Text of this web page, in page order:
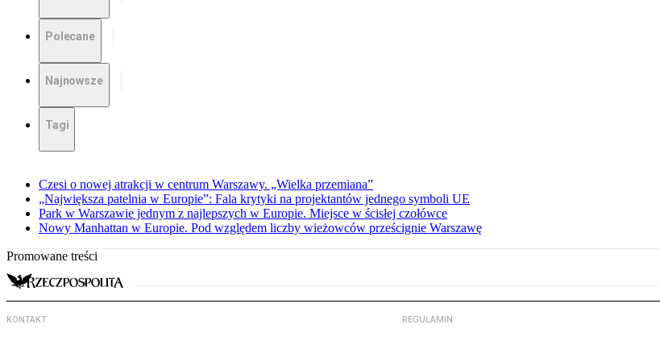
Polecane
Najnowsze
Tagi
Czesi o nowej atrakcji w centrum Warszawy. „Wielka przemiana”
„Największa patelnia w Europie”: Fala krytyki na projektantów jednego symboli UE
Park w Warszawie jednym z najlepszych w Europie. Miejsce w ścisłej czołówce
Nowy Manhattan w Europie. Pod względem liczby wieżowców prześcignie Warszawę
Promowane treści
KONTAKT REGULAMIN